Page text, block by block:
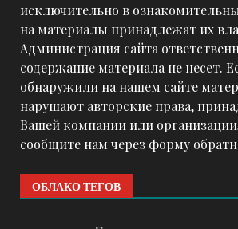
исключительно в
на материалы принадлежат их
Администрация сайта
содержание материала не несет.
обнаружили на нашем сайте
нарушают авторские права,
Вашей компании или
сообщите нам через форму
ОБЛАКО ТЕГОВ